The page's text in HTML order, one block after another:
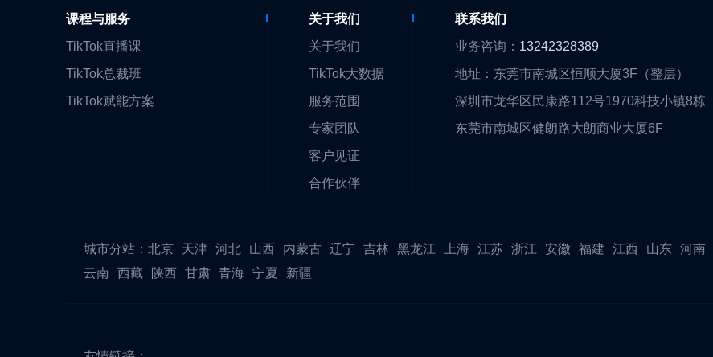
课程与服务
TikTok直播课
TikTok总裁班
TikTok赋能方案
关于我们
关于我们
TikTok大数据
服务范围
专家团队
客户见证
合作伙伴
联系我们
业务咨询： 13242328389
地址：东莞市南城区恒顺大厦3F（整层）
深圳市龙华区民康路112号1970科技小镇8栋
东莞市南城区健朗路大朗商业大厦6F
城市分站： 北京 天津 河北 山西 内蒙古 辽宁 吉林 黑龙江 上海 江苏 浙江 安徽 福建 江西 山东 河南
云南 西藏 陕西 甘肃 青海 宁夏 新疆